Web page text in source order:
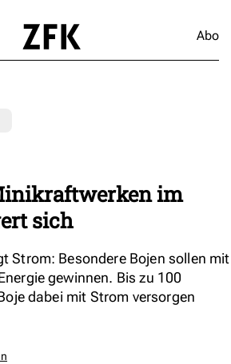
Abo
im
sich
Strom: Besondere Bojen sollen mit
gewinnen. Bis zu 100
dabei mit Strom versorgen